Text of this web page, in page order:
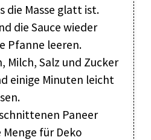
die Masse glatt ist.
die Sauce wieder
Pfanne leeren.
Milch, Salz und Zucker
einige Minuten leicht
Paneer
für Deko